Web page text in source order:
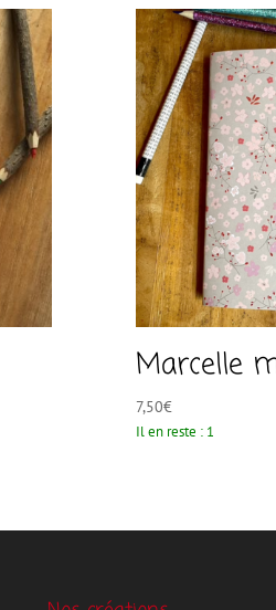
Marcelle
7,50€
Il en reste : 1